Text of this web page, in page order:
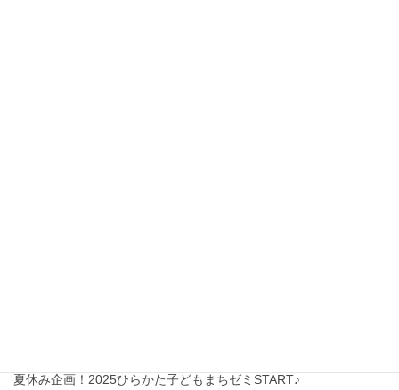
夏休み企画！2025ひらかた子どもまちゼミSTART♪